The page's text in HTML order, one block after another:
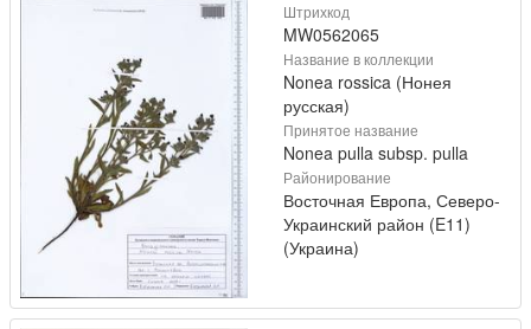
Штрихкод
MW0562065
Название в коллекции
Nonea rossica (Нонея
русская)
Принятое название
Nonea pulla subsp. pulla
Районирование
Восточная Европа, Северо-
Украинский район (E11)
(Украина)